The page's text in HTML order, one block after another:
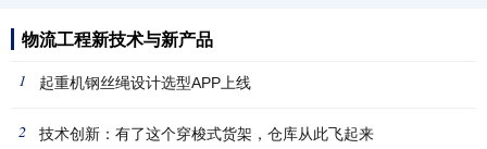
物流工程新技术与新产品
1 起重机钢丝绳设计选型APP上线
2 技术创新：有了这个穿梭式货架，仓库从此飞起来